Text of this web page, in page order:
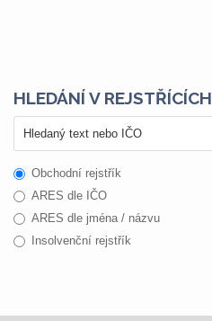
HLEDÁNÍ V REJSTŘÍCÍCH
Obchodní rejstřík
ARES dle IČO
ARES dle jména / názvu
Insolvenční rejstřík